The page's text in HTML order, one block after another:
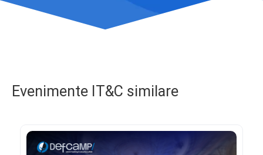
Evenimente IT&C similare